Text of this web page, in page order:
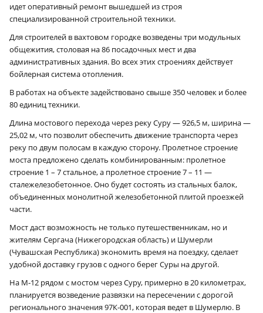
идет оперативный ремонт вышедшей из строя
специализированной строительной техники.
Для строителей в вахтовом городке возведены три модульных
общежития, столовая на 86 посадочных мест и два
административных здания. Во всех этих строениях действует
бойлерная система отопления.
В работах на объекте задействовано свыше 350 человек и более
80 единиц техники.
Длина мостового перехода через реку Суру — 926,5 м, ширина —
25,02 м, что позволит обеспечить движение транспорта через
реку по двум полосам в каждую сторону. Пролетное строение
моста предложено сделать комбинированным: пролетное
строение 1 – 7 стальное, а пролетное строение 7 – 11 —
сталежелезобетонное. Оно будет состоять из стальных балок,
объединенных монолитной железобетонной плитой проезжей
части.
Мост даст возможность не только путешественникам, но и
жителям Сергача (Нижегородская область) и Шумерли
(Чувашская Республика) экономить время на поездку, сделает
удобной доставку грузов с одного берег Суры на другой.
На М‑12 рядом с мостом через Суру, примерно в 20 километрах,
планируется возведение развязки на пересечении с дорогой
регионального значения 97К-001, которая ведет в Шумерлю. В